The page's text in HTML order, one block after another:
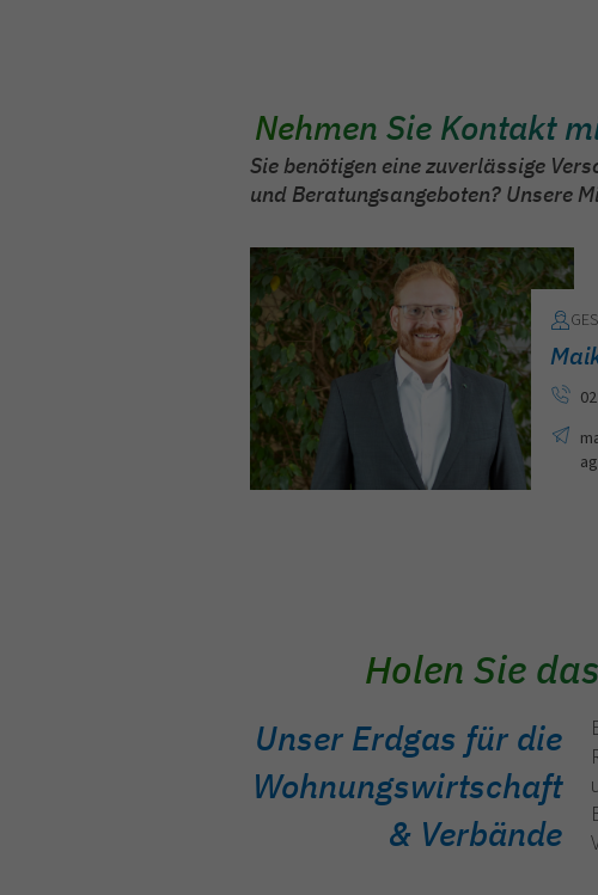
Nehmen Sie Kontakt
Sie benötigen eine zuverlässige
und Beratungsangeboten? Unsere
Holen Sie
Unser Erdgas für die
Wohnungswirtschaft
& Verbände